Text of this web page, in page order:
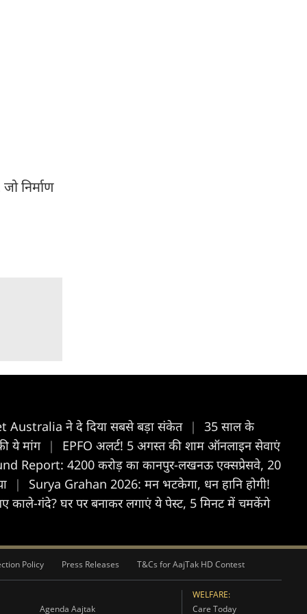
निर्माण
Australia ने दे दिया सबसे बड़ा संकेत |
35 साल के
ये मांग |
EPFO अलर्ट! 5 अगस्त की शाम ऑनलाइन सेवाएं
Report: 4200 करोड़ का कानपुर-लखनऊ एक्सप्रेसवे, 20
|
Surya Grahan 2026: मन भटकेगा, धन हानि होगी!
काले-गंदे? घर पर बनाकर लगाएं ये पेस्ट, 5 मिनट में चमकेंगे
Policy Press Releases T&Cs for AajTak HD Contest
Agenda Aajtak
WELFARE:
Care Today